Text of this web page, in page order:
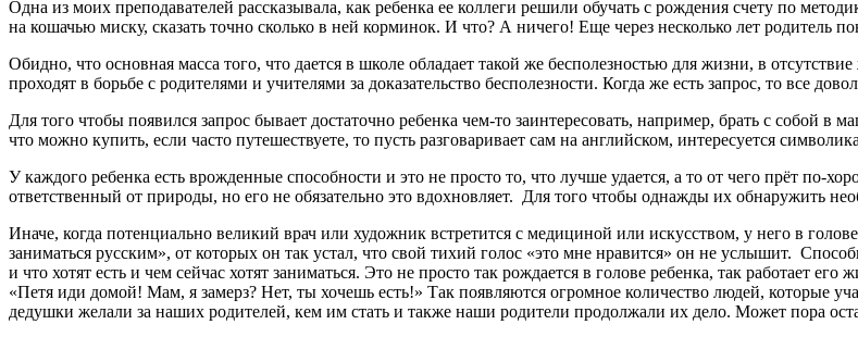
Одна из моих преподавателей рассказывала, как ребенка ее коллеги решили обучать с рождения счету по
на кошачью миску, сказать точно сколько в ней корминок. И что? А ничего! Еще через несколько лет родитель
Обидно, что основная масса того, что дается в школе обладает такой же бесполезностью для жизни, в
проходят в борьбе с родителями и учителями за доказательство бесполезности. Когда же есть запрос, то все
Для того чтобы появился запрос бывает достаточно ребенка чем-то заинтересовать, например, брать с собой в
что можно купить, если часто путешествуете, то пусть разговаривает сам на английском, интересуется
У каждого ребенка есть врожденные способности и это не просто то, что лучше удается, а то от чего прёт по-
ответственный от природы, но его не обязательно это вдохновляет. Для того чтобы однажды их обнаружить
Иначе, когда потенциально великий врач или художник встретится с медициной или искусством, у него в
заниматься русским», от которых он так устал, что свой тихий голос «это мне нравится» он не услышит.
и что хотят есть и чем сейчас хотят заниматься. Это не просто так рождается в голове ребенка, так работает
«Петя иди домой! Мам, я замерз? Нет, ты хочешь есть!» Так появляются огромное количество людей, которые
дедушки желали за наших родителей, кем им стать и также наши родители продолжали их дело. Может пора